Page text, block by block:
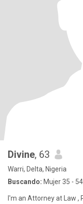
Divine, 63
Warri, Delta, Nigeria
Buscando: Mujer 35 - 54
I'm an Attorney at Law ,